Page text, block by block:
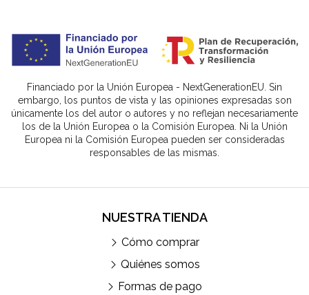
Financiado por la Unión Europea - NextGenerationEU. Sin
embargo, los puntos de vista y las opiniones expresadas son
únicamente los del autor o autores y no reflejan necesariamente
los de la Unión Europea o la Comisión Europea. Ni la Unión
Europea ni la Comisión Europea pueden ser consideradas
responsables de las mismas.
NUESTRA TIENDA
Cómo comprar
Quiénes somos
Formas de pago